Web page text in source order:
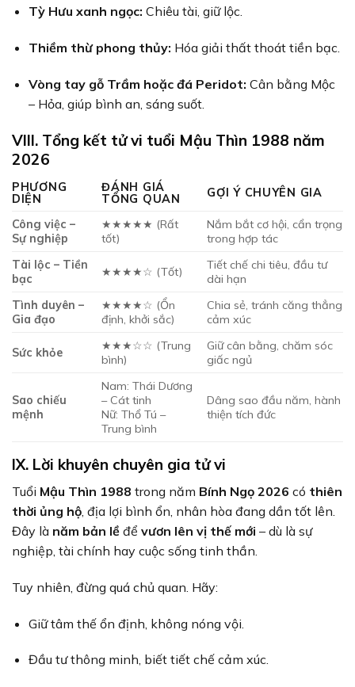
Tỳ Hưu xanh ngọc: Chiêu tài, giữ lộc.
Thiềm thừ phong thủy: Hóa giải thất thoát tiền bạc.
Vòng tay gỗ Trầm hoặc đá Peridot: Cân bằng Mộc
– Hỏa, giúp bình an, sáng suốt.
VIII. Tổng kết tử vi tuổi Mậu Thìn 1988 năm
2026
PHƯƠNG
DIỆN
ĐÁNH GIÁ
TỔNG QUAN
GỢI Ý CHUYÊN GIA
Công việc –
Sự nghiệp
★★★★★ (Rất
tốt)
Nắm bắt cơ hội, cẩn trọng
trong hợp tác
Tài lộc – Tiền
bạc
★★★★☆ (Tốt)
Tiết chế chi tiêu, đầu tư
dài hạn
Tình duyên –
Gia đạo
★★★★☆ (Ổn
định, khởi sắc)
Chia sẻ, tránh căng thẳng
cảm xúc
Sức khỏe
★★★☆☆ (Trung
bình)
Giữ cân bằng, chăm sóc
giấc ngủ
Sao chiếu
mệnh
Nam: Thái Dương
– Cát tinh
Nữ: Thổ Tú –
Trung bình
Dâng sao đầu năm, hành
thiện tích đức
IX. Lời khuyên chuyên gia tử vi
Tuổi Mậu Thìn 1988 trong năm Bính Ngọ 2026 có thiên
thời ủng hộ, địa lợi bình ổn, nhân hòa đang dần tốt lên.
Đây là năm bản lề để vươn lên vị thế mới – dù là sự
nghiệp, tài chính hay cuộc sống tinh thần.
Tuy nhiên, đừng quá chủ quan. Hãy:
Giữ tâm thế ổn định, không nóng vội.
Đầu tư thông minh, biết tiết chế cảm xúc.